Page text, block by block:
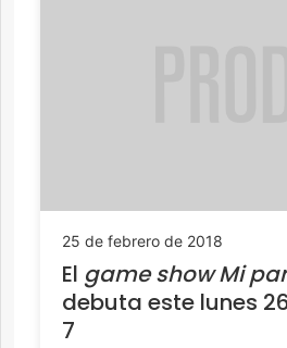
25 de febrero de 2018
El game show Mi
debuta este lunes
7